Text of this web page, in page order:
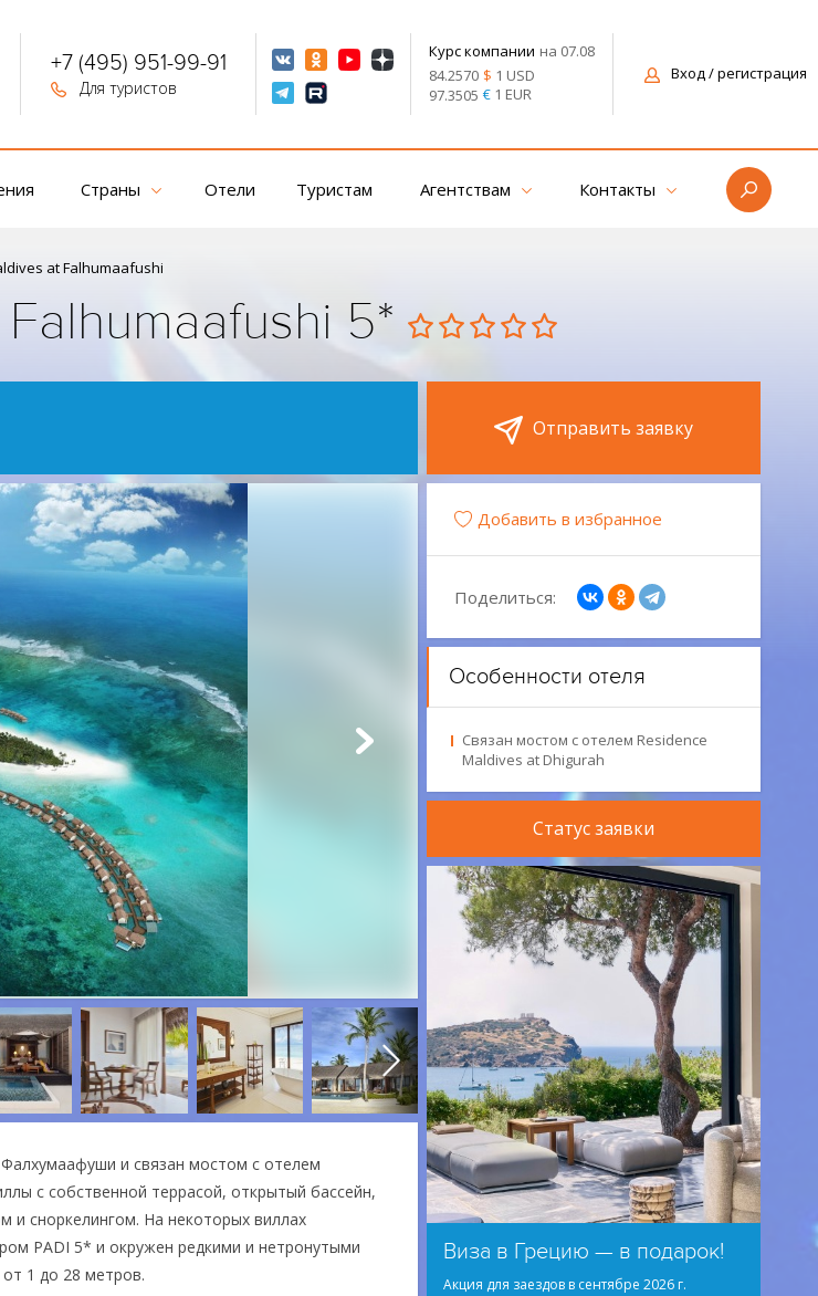
+7 (495) 951-99-91
Для туристов
Курс компании на 07.08
84.2570 $ 1 USD
97.3505 €1 EUR
Вход/ регистрация
Страны Отели Туристам Агентствам Контакты
at Falhumaafushi
5*
и связан мостом с отелем
с собственной террасой, открытый бассейн,
и сноркелингом. На некоторых виллах
PADI 5* и окружен редкими и нетронутыми
1 до 28 метров.
Отправить заявку
Добавить в избранное
Поделиться:
Особенности отеля
Связан мостом с отелем Residence
Maldives at Dhigurah
Статус заявки
Виза в Грецию — в подарок!
Акция для заездов в сентябре 2026 г.